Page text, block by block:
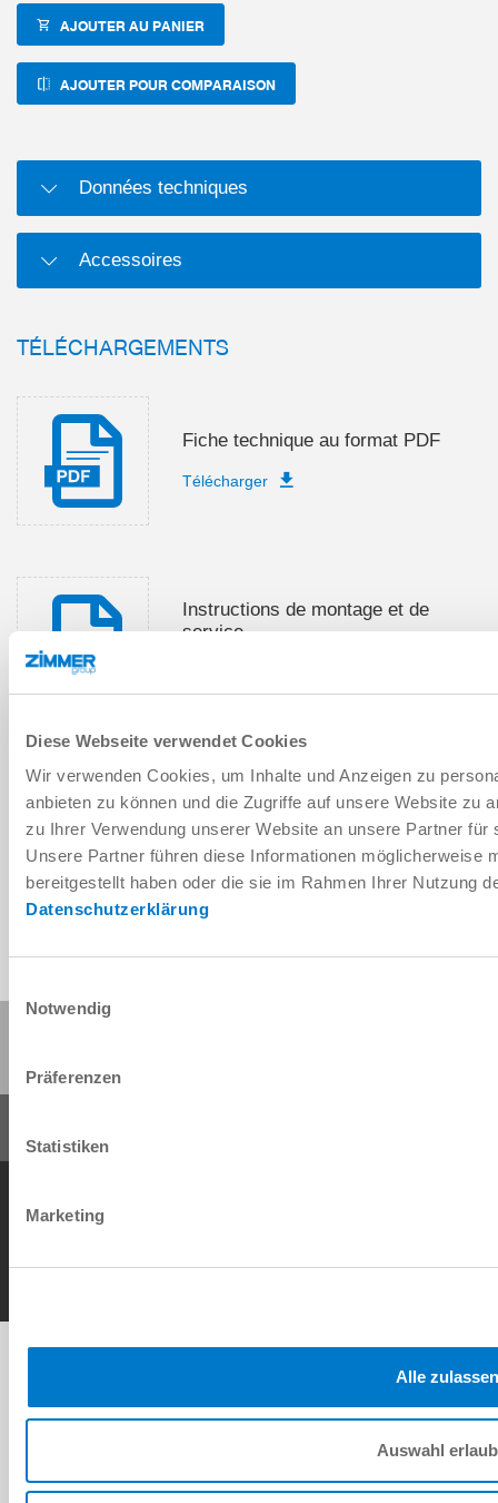
Diese Webseite verwendet Cookies
Wir verwenden Cookies, um Inhalte und Anzeigen zu
anbieten zu können und die Zugriffe auf unsere Website zu
zu Ihrer Verwendung unserer Website an unsere Partner
Unsere Partner führen diese Informationen möglicherweise
bereitgestellt haben oder die sie im Rahmen Ihrer Nutzung
Datenschutzerklärung
Notwendig
Präferenzen
Statistiken
Marketing
Alle zulassen
Auswahl
AJOUTER AU PANIER
AJOUTER POUR COMPARAISON
Données techniques
Accessoires
TÉLÉCHARGEMENTS
Fiche technique au format PDF
Télécharger
Instructions de montage et de
service
Télécharger les données de CAO
Télécharger